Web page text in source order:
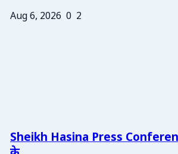
Aug 6, 2026 0 2
Sheikh Hasina Press